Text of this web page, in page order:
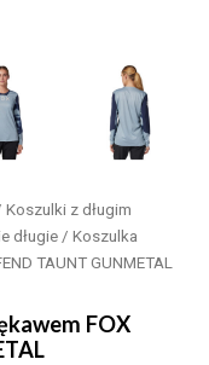
Koszulki z długim
długie / Koszulka
TAUNT GUNMETAL
FOX